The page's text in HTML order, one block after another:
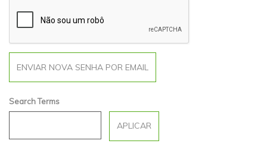
Search Terms